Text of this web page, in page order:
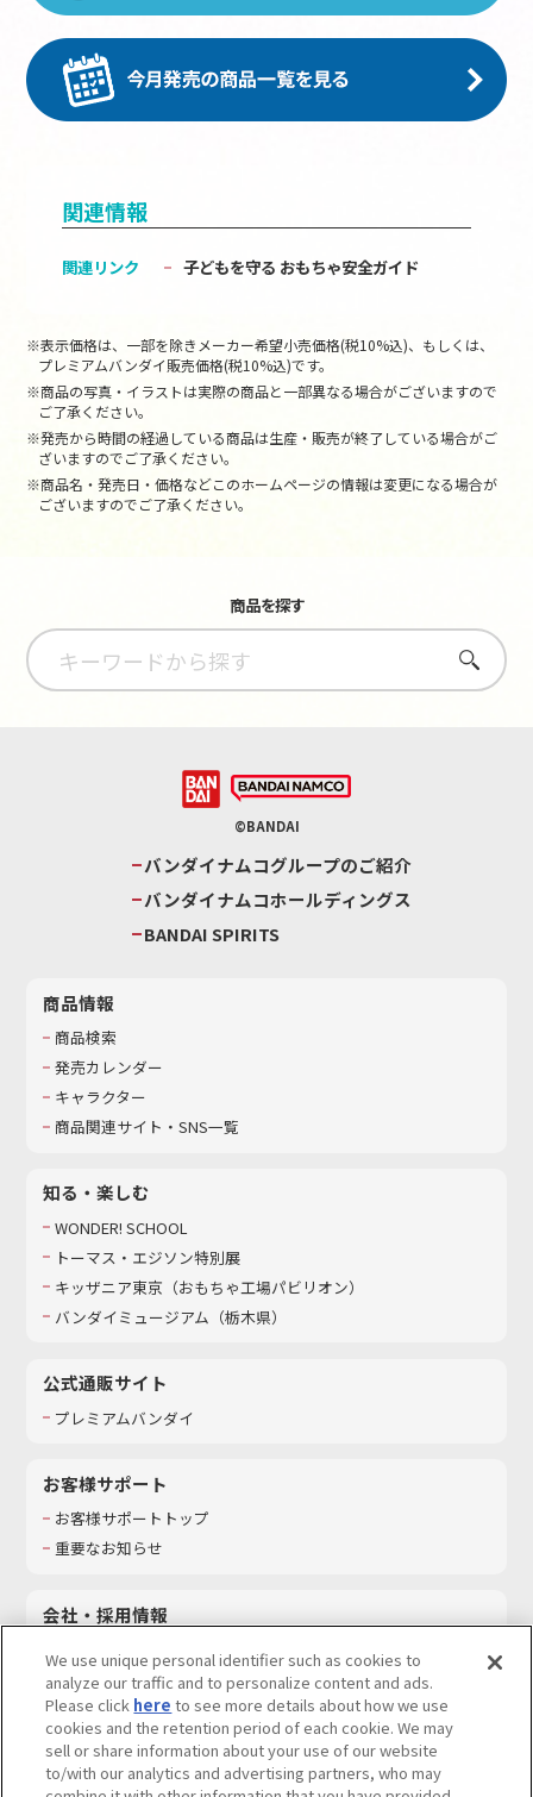
関連情報
関連リンク 子どもを守る おもちゃ安全ガイド
※表示価格は、一部を除きメーカー希望小売価格(税10%込)、もしくは、
プレミアムバンダイ販売価格(税10%込)です。
※商品の写真・イラストは実際の商品と一部異なる場合がございますので
ご了承ください。
※発売から時間の経過している商品は生産・販売が終了している場合がご
ざいますのでご了承ください。
※商品名・発売日・価格などこのホームページの情報は変更になる場合が
ございますのでご了承ください。
商品を探す
さがす
©BANDAI
バンダイナムコグループのご紹介
バンダイナムコホールディングス
BANDAI SPIRITS
商品情報
商品検索
発売カレンダー
キャラクター
商品関連サイト・SNS一覧
知る・楽しむ
WONDER! SCHOOL
トーマス・エジソン特別展
キッザニア東京（おもちゃ工場パビリオン）​
バンダイミュージアム（栃木県）
公式通販サイト
プレミアムバンダイ
お客様サポート
お客様サポートトップ
重要なお知らせ
会社・採用情報
採用情報
サステナビリティ
お問い合わせ
We use unique personal identifier such as cookies to
analyze our traffic and to personalize content and ads.
Please click here to see more details about how we use
cookies and the retention period of each cookie. We may
sell or share information about your use of our website
to/with our analytics and advertising partners, who may